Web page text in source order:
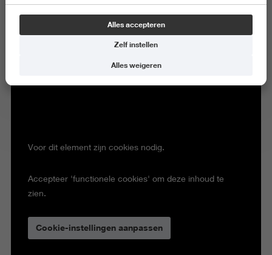
Voor dit element zijn cookies nodig.
Accepteer 'functionele cookies' om deze inhoud te
zien.
Cookie-instellingen aanpassen
Alles accepteren
Zelf instellen
Alles weigeren